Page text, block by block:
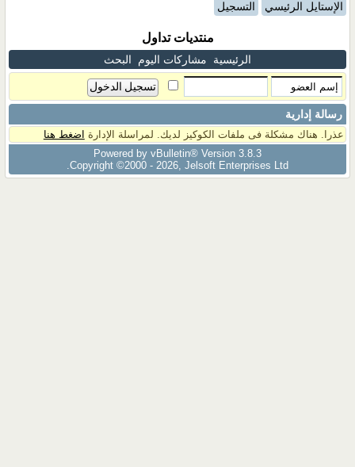
الإستايل الرئيسي التسجيل
منتديات تداول
الرئيسية مشاركات اليوم البحث
رسالة إدارية
عذرا. هناك مشكلة فى ملفات الكوكيز لديك. لمراسلة الإدارة اضغط هنا
Powered by vBulletin® Version 3.8.3
Copyright ©2000 - 2026, Jelsoft Enterprises Ltd.